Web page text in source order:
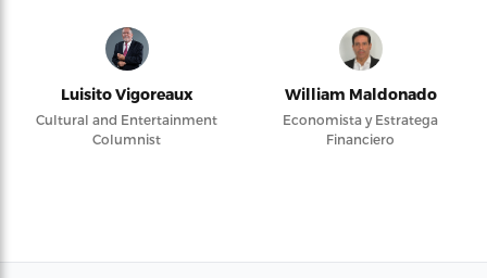
Luisito Vigoreaux
Cultural and Entertainment
Columnist
William Maldonado
Economista y Estratega
Financiero